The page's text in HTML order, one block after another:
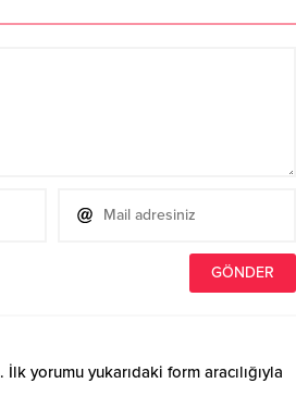
İlk yorumu yukarıdaki form aracılığıyla